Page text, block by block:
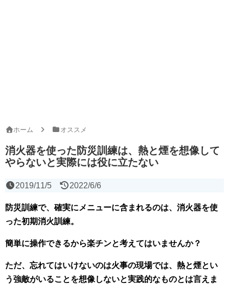
ホーム オススメ
消火器を使った防災訓練は、熱と煙を想像して
やらないと実際には役に立たない
2019/11/5 2022/6/6
防災訓練で、確実にメニューに含まれるのは、消火器を使
った初期消火訓練。
簡単に操作できるから楽チンと考えてはいませんか？
ただ、忘れてはいけないのは火事の現場では、熱と煙とい
う強敵がいることを想像しないと実践的なものとは言えま